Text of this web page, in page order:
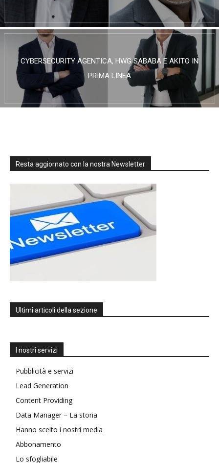
CYBERSECURITY AGENTICA, HWG SABABA E AKITO IN
PRIMA LINEA
Resta aggiornato con la nostra Newsletter
Ultimi articoli della sezione
I nostri servizi
Pubblicità e servizi
Lead Generation
Content Providing
Data Manager – La storia
Hanno scelto i nostri media
Abbonamento
Lo sfogliabile